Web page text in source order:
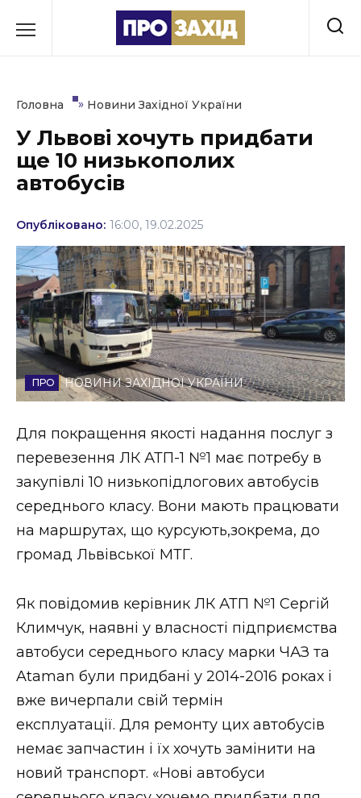
до
Культура
Освіта
Події
Політика
Соціум
Спорт
Стиль життя
Втрачений Ужгород (відеоверсія)
ЗАКАРПАТСЬКІ НОВИНИ
НОВИНИ ЗАХІДНОЇ УКРАЇНИ
ФОТО
ВІДЕО
Головна » Новини Західної України
У Львові хочуть придбати
ще 10 низькополих
автобусів
Опубліковано: 16:00, 19.02.2025
НОВИНИ ЗАХІДНОЇ УКРАЇНИ
Для покращення якості надання послуг з
перевезення ЛК АТП-1 №1 має потребу в
закупівлі 10 низькопідлогових автобусів
середнього класу. Вони мають працювати
на маршрутах, що курсують,зокрема, до
громад Львівської МТГ.
Як повідомив керівник ЛК АТП №1 Сергій
Климчук, наявні у власності підприємства
автобуси середнього класу марки ЧАЗ та
Ataman були придбані у 2014-2016 роках і
вже вичерпали свій термін
експлуатації. Для ремонту цих автобусів
немає запчастин і їх хочуть замінити на
новий транспорт. «Нові автобуси